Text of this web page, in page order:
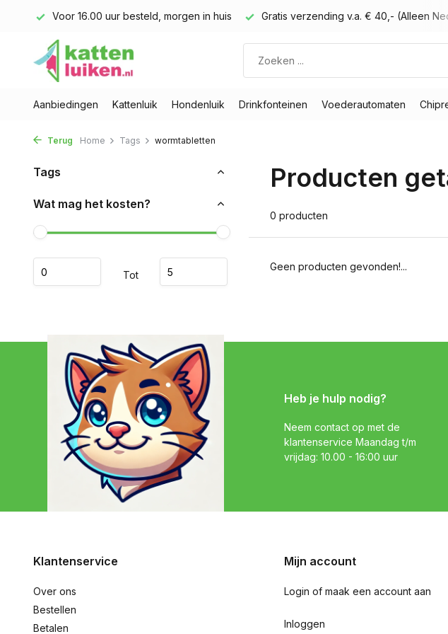
Voor 16.00 uur besteld, morgen in huis Gratis verzending v.a. € 40,- (Alleen
Aanbiedingen Kattenluik Hondenluik Drinkfonteinen Voederautomaten
Terug Home Tags wormtabletten
Tags
Wat mag het kosten?
Tot
Producten
0 producten
Geen producten gevonden!...
Heb je hulp nodig?
Neem contact op met de
klantenservice Maandag t/m
vrijdag: 10.00 - 16:00 uur
Klantenservice
Over ons
Bestellen
Betalen
Mijn account
Login of maak een account aan
Inloggen